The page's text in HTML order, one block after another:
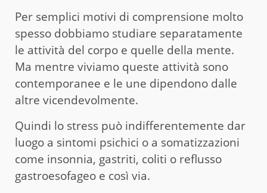
Per semplici motivi di comprensione molto
spesso dobbiamo studiare separatamente
le attività del corpo e quelle della mente.
Ma mentre viviamo queste attività sono
contemporanee e le une dipendono dalle
altre vicendevolmente.
Quindi lo stress può indifferentemente dar
luogo a sintomi psichici o a somatizzazioni
come insonnia, gastriti, coliti o reflusso
gastroesofageo e così via.